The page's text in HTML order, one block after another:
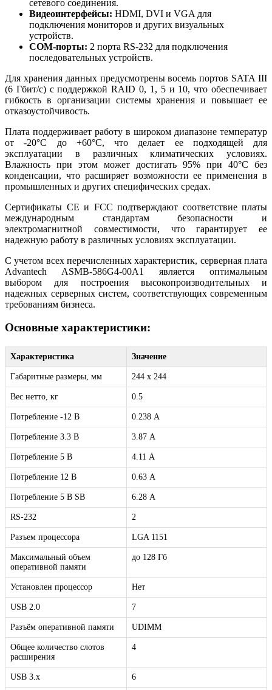
сетевого соединения.
Видеоинтерфейсы: HDMI, DVI и VGA для
подключения мониторов и других визуальных
устройств.
COM-порты: 2 порта RS-232 для подключения
последовательных устройств.
Для хранения данных предусмотрены восемь портов SATA III
(6 Гбит/с) с поддержкой RAID 0, 1, 5 и 10, что обеспечивает
гибкость в организации системы хранения и повышает ее
отказоустойчивость.
Плата поддерживает работу в широком диапазоне температур
от -20°C до +60°C, что делает ее подходящей для
эксплуатации в различных климатических условиях.
Влажность при этом может достигать 95% при 40°C без
конденсации, что расширяет возможности ее применения в
промышленных и других специфических средах.
Сертификаты CE и FCC подтверждают соответствие платы
международным стандартам безопасности и
электромагнитной совместимости, что гарантирует ее
надежную работу в различных условиях эксплуатации.
С учетом всех перечисленных характеристик, серверная плата
Advantech ASMB-586G4-00A1 является оптимальным
выбором для построения высокопроизводительных и
надежных серверных систем, соответствующих современным
требованиям бизнеса.
Основные характеристики:
Характеристика Значение
Габаритные размеры, мм 244 x 244
Вес нетто, кг 0.5
Потребление -12 B 0.238 А
Потребление 3.3 В 3.87 А
Потребление 5 В 4.11 А
Потребление 12 В 0.63 А
Потребление 5 В SB 6.28 А
RS-232 2
Разъем процессора LGA 1151
Максимальный объем
оперативной памяти
до 128 Гб
Установлен процессор Нет
USB 2.0 7
Разъём оперативной памяти UDIMM
Общее количество слотов
расширения
4
USB 3.x 6